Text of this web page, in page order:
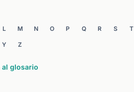
L M N O P Q R S T
Y Z
glosario